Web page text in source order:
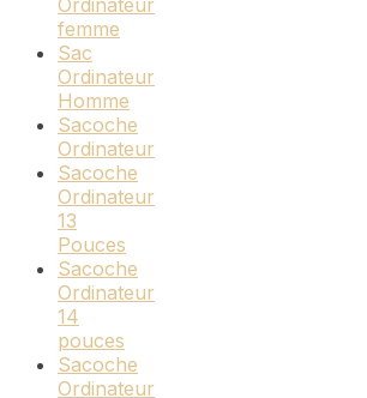
femme
Sac
Ordinateur
Homme
Sacoche
Ordinateur
Sacoche
Ordinateur
13
Pouces
Sacoche
Ordinateur
14
pouces
Sacoche
Ordinateur